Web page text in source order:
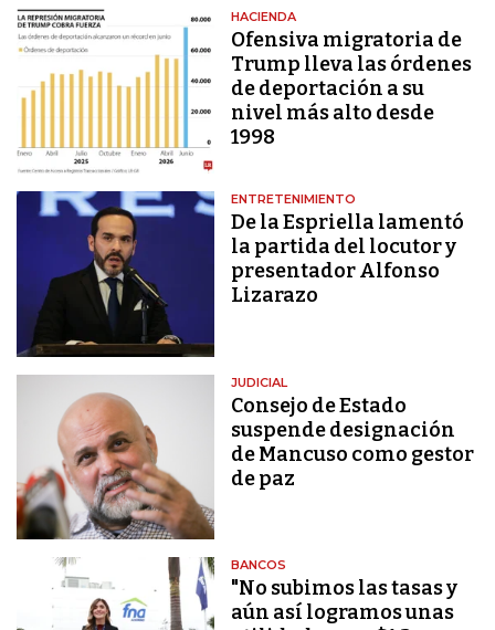
HACIENDA
Ofensiva migratoria de
Trump lleva las órdenes
de deportación a su
nivel más alto desde
1998
ENTRETENIMIENTO
De la Espriella lamentó
la partida del locutor y
presentador Alfonso
Lizarazo
JUDICIAL
Consejo de Estado
suspende designación
de Mancuso como gestor
de paz
BANCOS
"No subimos las tasas y
aún así logramos unas